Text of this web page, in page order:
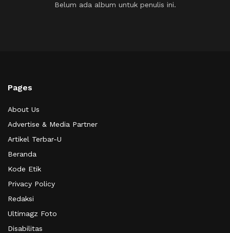
Belum ada album untuk penulis ini.
Pages
About Us
Advertise & Media Partner
Artikel Terbar-U
Beranda
Kode Etik
Privacy Policy
Redaksi
Ultimagz Foto
Disabilitas